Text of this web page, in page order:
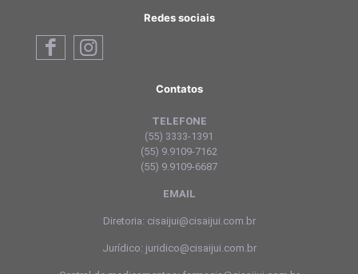
Redes sociais
Contatos
TELEFONE
(55) 3333-1391
(55) 9.9109-7162
(55) 9.9109-6687
EMAIL
Diretoria: cisaijui@cisaijui.com.br
Jurídico: juridico@cisaijui.com.br